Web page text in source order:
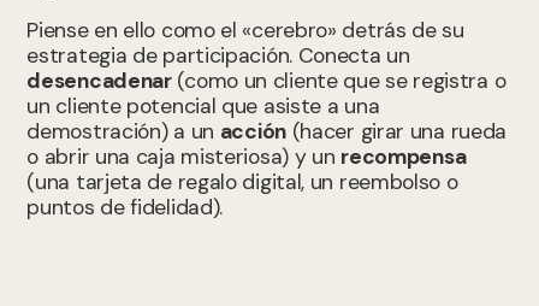
Piense en ello como el «cerebro» detrás de su
estrategia de participación. Conecta un
desencadenar(como un cliente que se registra o
un cliente potencial que asiste a una
demostración) a un acción(hacer girar una rueda
o abrir una caja misteriosa) y un recompensa
(una tarjeta de regalo digital, un reembolso o
puntos de fidelidad).